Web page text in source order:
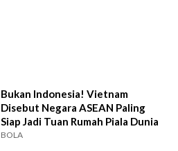
Bukan Indonesia! Vietnam
Disebut Negara ASEAN Paling
Siap Jadi Tuan Rumah Piala Dunia
BOLA